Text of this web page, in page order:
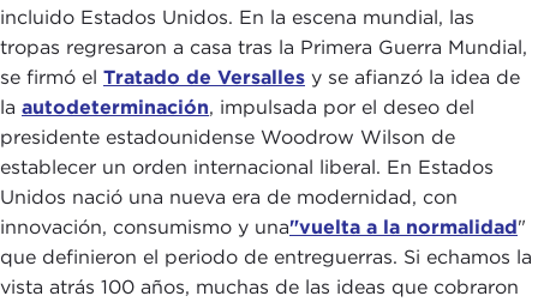
incluido Estados Unidos. En la escena mundial, las
tropas regresaron a casa tras la Primera Guerra Mundial,
se firmó el Tratado de Versalles y se afianzó la idea de
la autodeterminación, impulsada por el deseo del
presidente estadounidense Woodrow Wilson de
establecer un orden internacional liberal. En Estados
Unidos nació una nueva era de modernidad, con
innovación, consumismo y una"vuelta a la normalidad"
que definieron el periodo de entreguerras. Si echamos la
vista atrás 100 años, muchas de las ideas que cobraron